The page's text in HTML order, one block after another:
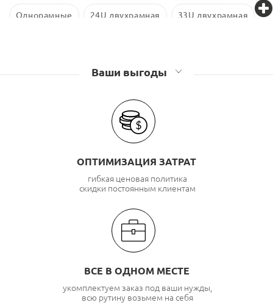
Однорамные 24U двухрамная 33U двухрамная
Стойки телекоммуникационные Связьстройдеталь
Ваши выгоды
ОПТИМИЗАЦИЯ ЗАТРАТ
гибкая ценовая политика
скидки постоянным клиентам
ВСЕ В ОДНОМ МЕСТЕ
укомплектуем заказ под ваши нужды,
всю рутину возьмем на себя